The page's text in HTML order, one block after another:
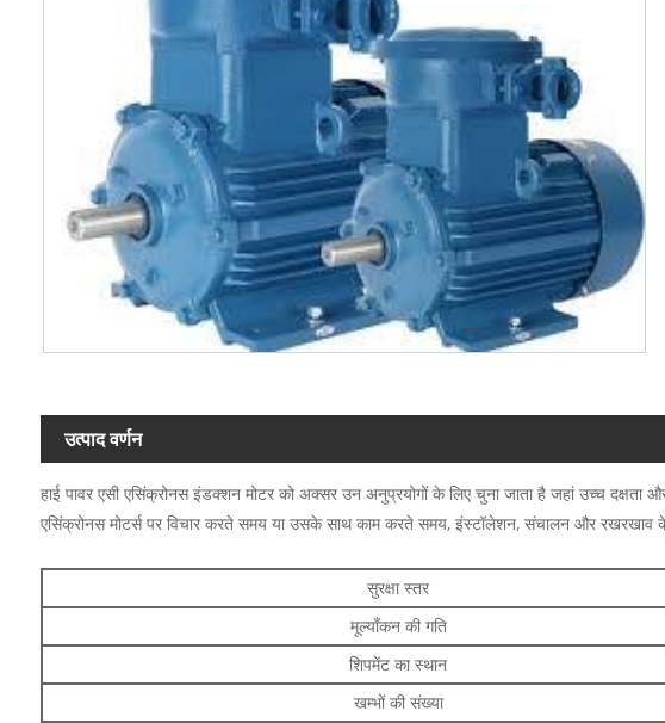
उत्पाद वर्णन
हाई पावर एसी एसिंक्रोनस इंडक्शन मोटर को अक्सर उन अनुप्रयोगों के लिए चुना जाता है जहां उच्च
एसिंक्रोनस मोटर्स पर विचार करते समय या उसके साथ काम करते समय, इंस्टॉलेशन, संचालन और रखरखाव के
सुरक्षा स्तर
मूल्याँकन की गति
शिपमेंट का स्थान
खम्भों की संख्या